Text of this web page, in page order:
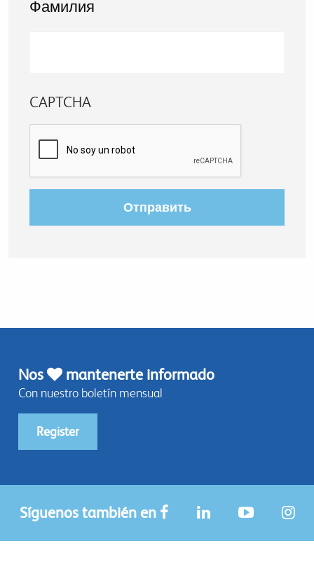
Фамилия
CAPTCHA
Nos mantenerte informado
Con nuestro boletín mensual
Register
Síguenos también en